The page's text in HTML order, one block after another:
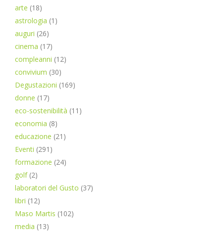
arte (18)
astrologia (1)
auguri (26)
cinema (17)
compleanni (12)
convivium (30)
Degustazioni (169)
donne (17)
eco-sostenibilità (11)
economia (8)
educazione (21)
Eventi (291)
formazione (24)
golf(2)
laboratori del Gusto (37)
libri (12)
Maso Martis (102)
media (13)